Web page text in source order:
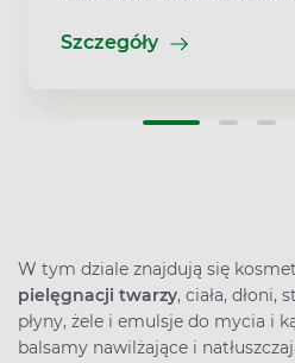
Szczegóły
W tym dziale znajdują się
pielęgnacji twarzy, ciała, dłoni,
płyny, żele i emulsje do mycia i
balsamy nawilżające i